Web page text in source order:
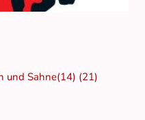
und Sahne(14) (21)